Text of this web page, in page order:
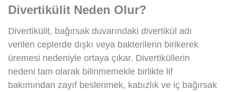
Divertikülit Neden Olur?
Divertikülit, bağırsak duvarındaki divertikül adı
verilen ceplerde dışkı veya bakterilerin birikerek
üremesi nedeniyle ortaya çıkar. Divertiküllerin
nedeni tam olarak bilinmemekle birlikte lif
bakımından zayıf beslenmek, kabızlık ve iç bağırsak